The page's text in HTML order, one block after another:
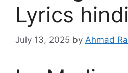
Lyrics hindi
July 13, 2025 by Ahmad